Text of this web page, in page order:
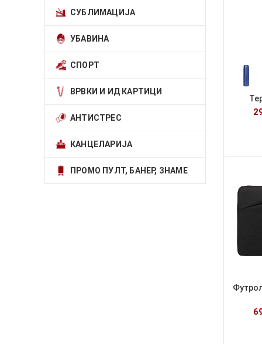
СУБЛИМАЦИЈА
УБАВИНА
СПОРТ
ВРВКИ И ИД КАРТИЦИ
АНТИСТРЕС
КАНЦЕЛАРИЈА
ПРОМО ПУЛТ, БАНЕР, ЗНАМЕ